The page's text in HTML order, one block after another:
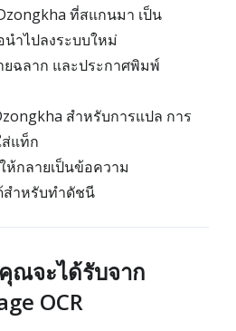
ที่สแกนมา เป็น
ำไปลงระบบใหม่
ยฉลาก และประกาศพิมพ์
สำหรับการแปล การ
แท็ก
ห้กลายเป็นข้อความ
สำหรับทำดัชนี
ณจะได้รับจาก
OCR